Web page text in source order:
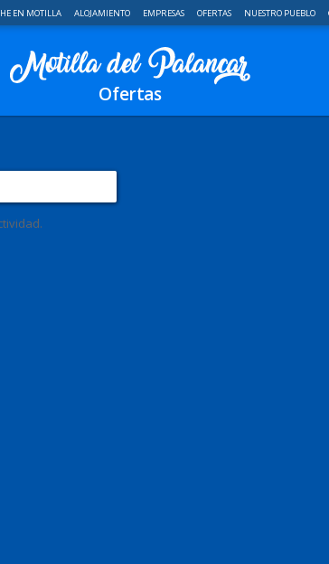
EN MOTILLA ALOJAMIENTO EMPRESAS OFERTAS NUESTRO PUEBLO
Ofertas